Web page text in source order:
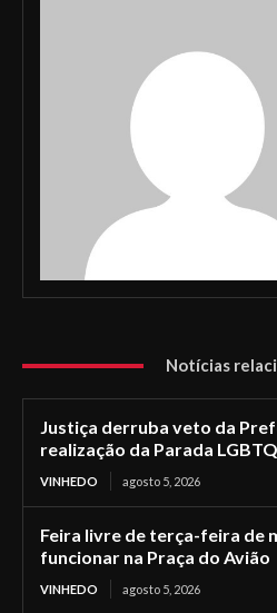
Notícias
Justiça derruba veto da
realização da Parada
VINHEDO agosto 5, 2026
Feira livre de terça-feira de
funcionar na Praça do Avião
VINHEDO agosto 5, 2026